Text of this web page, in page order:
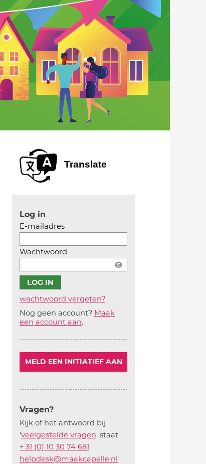
Translate
Log in
E-mailadres
Wachtwoord
wachtwoord vergeten?
Nog geen account? Maak
een account aan.
MELD EEN INITIATIEF AAN
Vragen?
Kijk of het antwoord bij
'veelgestelde vragen' staat
+ 31 (0) 10 30 74 681
helpdesk@maakcapelle.nl